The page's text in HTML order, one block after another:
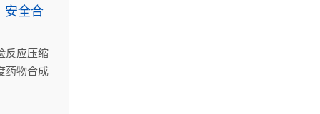
安全合
反应压缩
药物合成
卢非酰